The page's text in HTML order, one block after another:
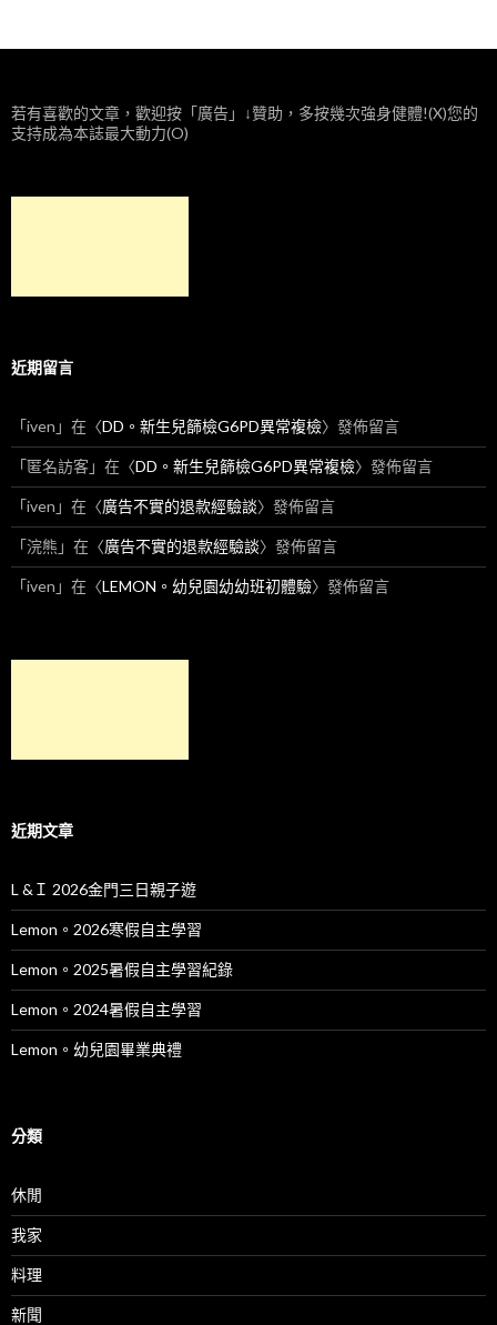
若有喜歡的文章，歡迎按「廣告」↓贊助，多按幾次強身健體!(X)您的
支持成為本誌最大動力(O)
近期留言
「iven 」在〈DD。新生兒篩檢G6PD異常複檢〉發佈留言
「匿名訪客」在〈DD。新生兒篩檢G6PD異常複檢〉發佈留言
「iven 」在〈廣告不實的退款經驗談〉發佈留言
「浣熊 」在〈廣告不實的退款經驗談〉發佈留言
「iven 」在〈LEMON。幼兒園幼幼班初體驗〉發佈留言
近期文章
L &Ｉ 2026金門三日親子遊
Lemon。2026寒假自主學習
Lemon。2025暑假自主學習紀錄
Lemon。2024暑假自主學習
Lemon。幼兒園畢業典禮
分類
休閒
我家
料理
新聞